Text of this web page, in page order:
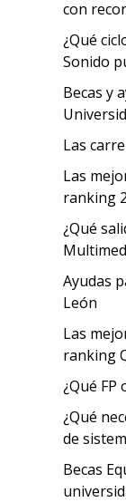
con
¿Qué
Sonido
Becas y
Las
Las
ranking
¿Qué
Ayudas
León
Las
ranking
¿Qué
¿Qué
de
Becas